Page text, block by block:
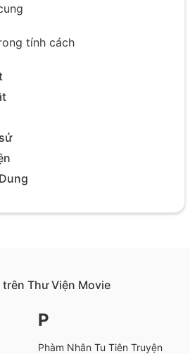
tính cách
Thư Viện Movie
P
Phàm Nhân Tu Tiên Truyện